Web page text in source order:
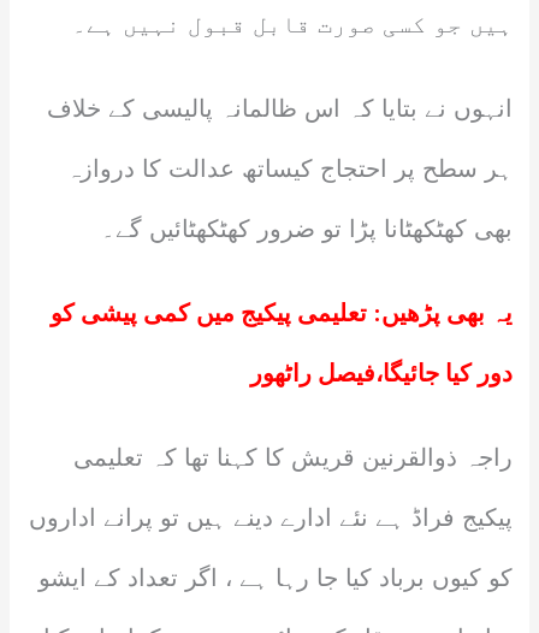
ہیں جو کسی صورت قابل قبول نہیں ہے۔
انہوں نے بتایا کہ اس ظالمانہ پالیسی کے خلاف
ہر سطح پر احتجاج کیساتھ عدالت کا دروازہ
بھی کھٹکھٹانا پڑا تو ضرور کھٹکھٹائیں گے۔
یہ بھی پڑھیں: تعلیمی پیکیج میں کمی پیشی کو
دور کیا جائیگا،فیصل راٹھور
راجہ ذوالقرنین قریش کا کہنا تھا کہ تعلیمی
پیکیج فراڈ ہے نئے ادارے دینے ہیں تو پرانے اداروں
کو کیوں برباد کیا جا رہا ہے ، اگر تعداد کے ایشو